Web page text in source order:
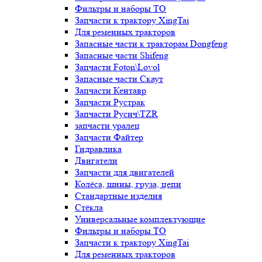
Фильтры и наборы ТО
Запчасти к трактору XingTai
Для ременных тракторов
Запасные части к тракторам Dongfeng
Запасные части Shifeng
Запчасти Foton\Lovol
Запасные части Скаут
Запчасти Кентавр
Запчасти Рустрак
Запчасти Русич\TZR
запчасти уралец
Запчасти Файтер
Гидравлика
Двигатели
Запчасти для двигателей
Колёса, шины, груза, цепи
Стандартные изделия
Стёкла
Универсальные комплектующие
Фильтры и наборы ТО
Запчасти к трактору XingTai
Для ременных тракторов